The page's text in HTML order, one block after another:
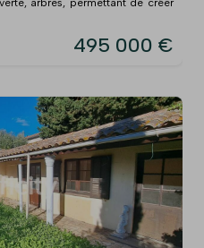
arbres, permettant de créer
495 000 €